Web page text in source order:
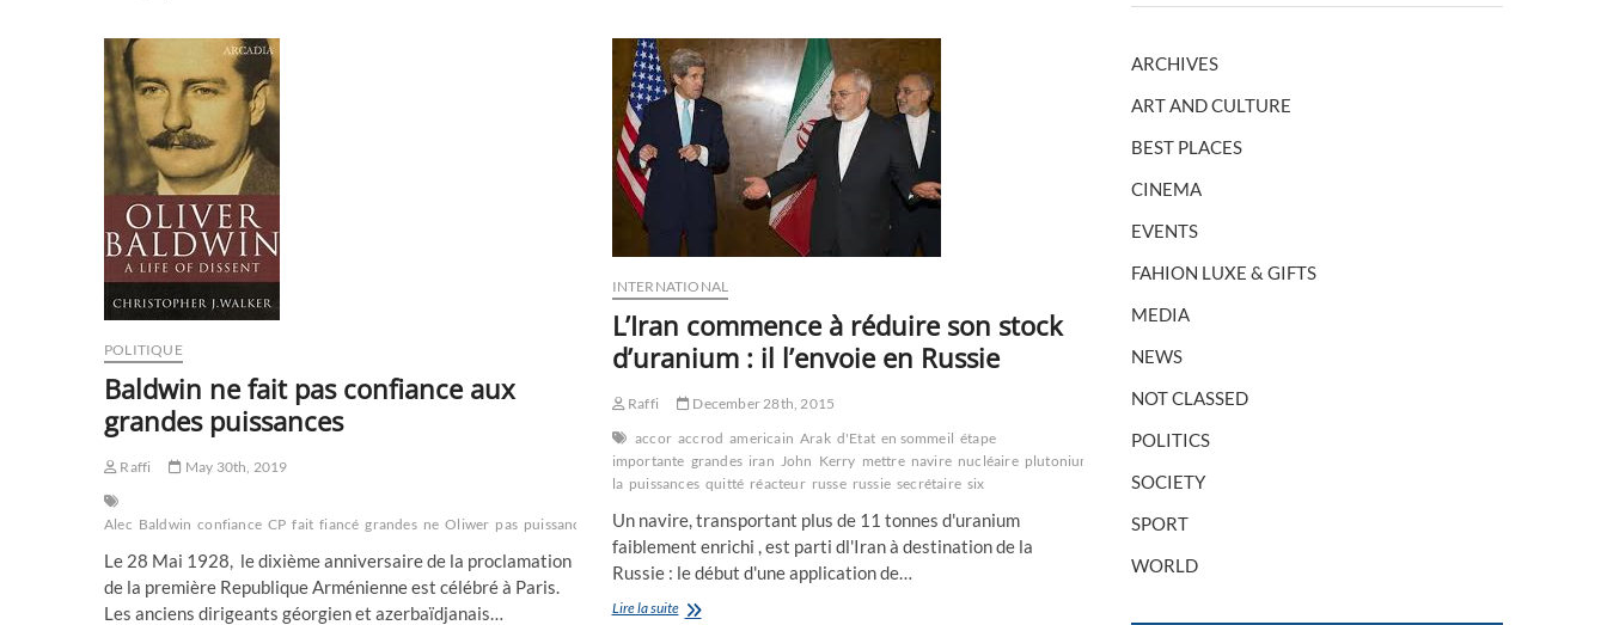
POLITIQUE
Baldwin ne fait pas confiance aux
grandes puissances
Raffi May 30th, 2019
Alec Baldwin confiance CP fait fiancé grandes ne Oliwer pas puissances
Le 28 Mai 1928, le dixième anniversaire de la proclamation
de la première Republique Arménienne est célébré à Paris.
Les anciens dirigeants géorgien et azerbaïdjanais…
INTERNATIONAL
L’Iran commence à réduire son stock
d’uranium : il l’envoie en Russie
Raffi
December 28th, 2015
accor accrod americain Arak d'Etat en sommeil étape
importante grandes iran John Kerry mettre navire nucléaire plutonium
la puissances quitté réacteur russe russie secrétaire six
Un navire, transportant plus de 11 tonnes d'uranium
faiblement enrichi , est parti dl'Iran à destination de la
Russie : le début d'une application de…
Lire la suiteL’Iran
ARCHIVES
ART AND CULTURE
BEST PLACES
CINEMA
EVENTS
FAHION LUXE & GIFTS
MEDIA
NEWS
NOT CLASSED
POLITICS
SOCIETY
SPORT
WORLD